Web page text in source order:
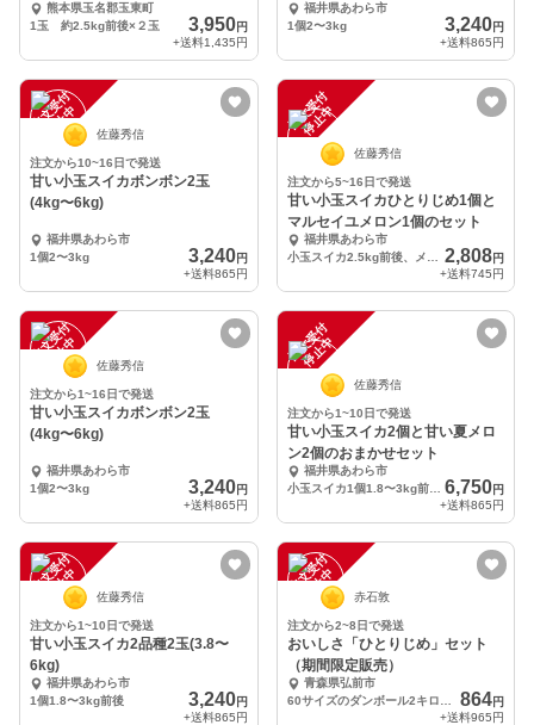
りじめボンボン
熊本県玉名郡玉東町
1玉 約2.5kg前後×２玉
3,950円
+送料1,435円
福井県あわら市
1個2〜3kg
3,240円
+送料865円
注
文
受
付
停
止
中 佐藤秀信
注文から10~16日で発送
甘い小玉スイカボンボン2玉
(4kg〜6kg)
福井県あわら市
1個2〜3kg
3,240円
+送料865円
注
文
受
付
停
止
中
佐藤秀信
注文から5~16日で発送
甘い小玉スイカひとりじめ1個と
マルセイユメロン1個のセット
福井県あわら市
2,808円
+送料745円
注
文
受
付
停
止
中 佐藤秀信
注文から1~16日で発送
甘い小玉スイカボンボン2玉
(4kg〜6kg)
福井県あわら市
1個2〜3kg
3,240円
+送料865円
注
文
受
付
停
止
中
佐藤秀信
注文から1~10日で発送
甘い小玉スイカ2個と甘い夏メロ
ン2個のおまかせセット
福井県あわら市
小玉スイカ1個1.8〜3kg前後、メロン1個1.3kg〜1.7kg前後
6,750円
+送料865円
注
文
受
付
停
止
中 佐藤秀信
注文から1~10日で発送
甘い小玉スイカ2品種2玉(3.8〜
6kg)
福井県あわら市
1個1.8〜3kg前後
3,240円
+送料865円
注
文
受
付
停
止
中 赤石敦
注文から2~8日で発送
おいしさ「ひとりじめ」セット
（期間限定販売）
青森県弘前市
864円
+送料965円